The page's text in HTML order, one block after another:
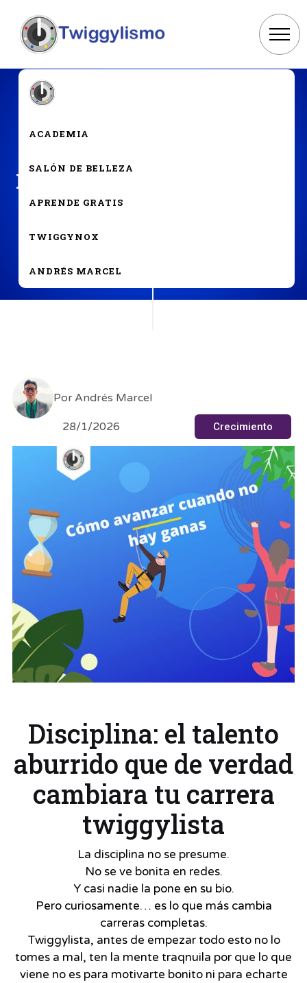
ACADEMIA
SALÓN DE BELLEZA
APRENDE GRATIS
TWIGGYNOX
ANDRÉS MARCEL
La disciplina lo cambia todo
Por Andrés Marcel
28/1/2026 Crecimiento
Disciplina: el talento
aburrido que de verdad
cambiara tu carrera
twiggylista
La disciplina no se presume.
No se ve bonita en redes.
Y casi nadie la pone en su bio.
Pero curiosamente… es lo que más cambia
carreras completas.
Twiggylista, antes de empezar todo esto no lo
tomes a mal, ten la mente traqnuila por que lo que
viene no es para motivarte bonito ni para echarte